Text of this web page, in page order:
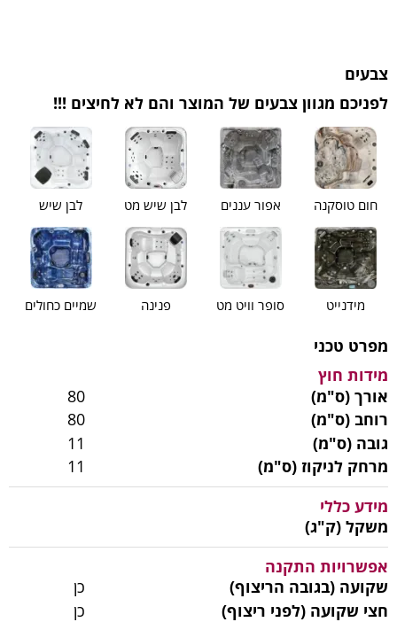
צבעים
לפניכם מגוון צבעים של המוצר והם לא לחיצים !!!
חום טוסקנה אפור עננים לבן שיש מט לבן שיש
מידנייט סופר וויט מט פנינה שמיים כחולים
מפרט טכני
מידות חוץ
אורך (ס"מ)
80
רוחב (ס"מ)
80
גובה (ס"מ)
11
מרחק לניקוז (ס"מ)
11
מידע כללי
משקל (ק"ג)
אפשרויות התקנה
שקועה (בגובה הריצוף)
כן
חצי שקועה (לפני ריצוף)
כן